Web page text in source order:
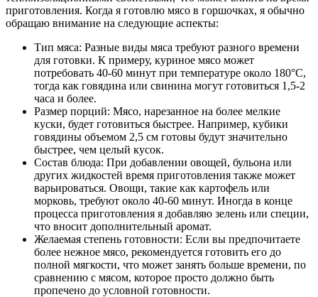
приготовления. Когда я готовлю мясо в горшочках, я обычно
обращаю внимание на следующие аспекты:
Тип мяса: Разные виды мяса требуют разного времени
для готовки. К примеру, куриное мясо может
потребовать 40-60 минут при температуре около 180°С,
тогда как говядина или свинина могут готовиться 1,5-2
часа и более.
Размер порций: Мясо, нарезанное на более мелкие
куски, будет готовиться быстрее. Например, кубики
говядины объемом 2,5 см готовы будут значительно
быстрее, чем целый кусок.
Состав блюда: При добавлении овощей, бульона или
других жидкостей время приготовления также может
варьироваться. Овощи, такие как картофель или
морковь, требуют около 40-60 минут. Иногда в конце
процесса приготовления я добавляю зелень или специи,
что вносит дополнительный аромат.
Желаемая степень готовности: Если вы предпочитаете
более нежное мясо, рекомендуется готовить его до
полной мягкости, что может занять больше времени, по
сравнению с мясом, которое просто должно быть
пропечено до условной готовности.